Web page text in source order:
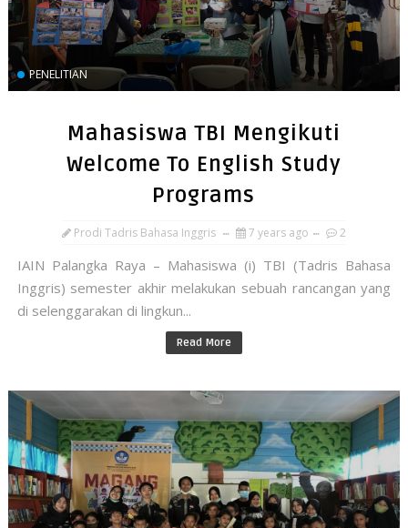
PENELITIAN
Mahasiswa TBI Mengikuti
Welcome To English Study
Programs
Prodi Tadris Bahasa Inggris 7 years ago 2
IAIN Palangka Raya – Mahasiswa (i) TBI (Tadris Bahasa
Inggris) semester akhir melakukan sebuah rancangan yang
di selenggarakan di lingkun...
Read More